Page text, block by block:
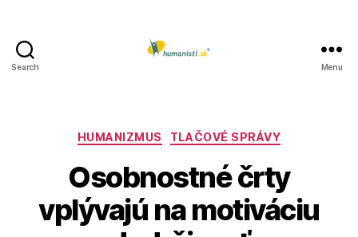
Search Menu
Kategórie
HUMANIZMUS TLAČOVÉ SPRÁVY
Osobnostné črty
vplývajú na motiváciu